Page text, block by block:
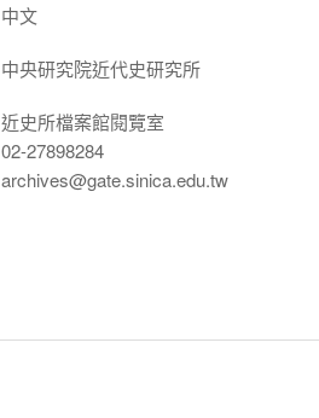
中文
中央研究院近代史研究所
近史所檔案館閱覽室
02-27898284
archives@gate.sinica.edu.tw